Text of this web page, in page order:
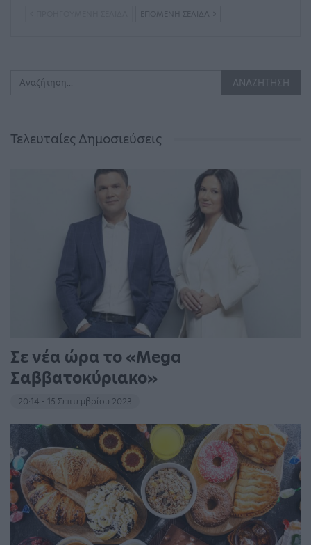
ΕΠΌΜΕΝΗ ΣΕΛΊΔΑ
Τελευταίες Δημοσιεύσεις
Σε νέα ώρα το «Mega
Σαββατοκύριακο»
20:14 - 15 Σεπτεμβρίου 2023